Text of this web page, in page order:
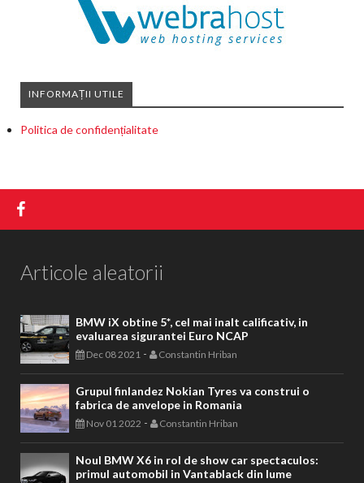
INFORMAȚII UTILE
Politica de confidențialitate
Articole aleatorii
BMW iX obtine 5*, cel mai inalt calificativ, in
evaluarea sigurantei Euro NCAP
Dec 08 2021 - Constantin Hriban
Grupul finlandez Nokian Tyres va construi o
fabrica de anvelope in Romania
Nov 01 2022 - Constantin Hriban
Noul BMW X6 in rol de show car spectaculos:
primul automobil in Vantablack din lume